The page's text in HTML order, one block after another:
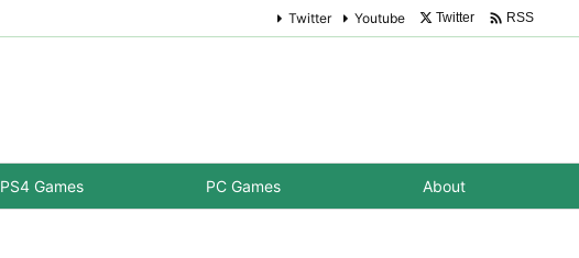
PS4 Games PC Games About
Twitter Youtube Twitter  RSS